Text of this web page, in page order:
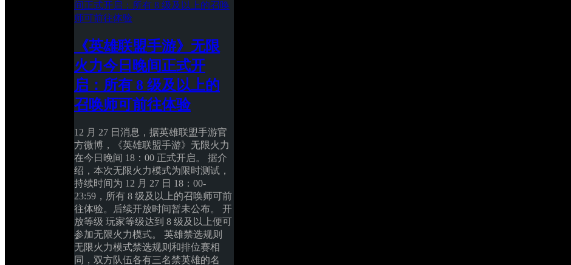
《英雄联盟手游》无限
火力今日晚间正式开
启：所有 8 级及以上的
召唤师可前往体验
12 月 27 日消息，据英雄联盟手游官
方微博，《英雄联盟手游》无限火力
在今日晚间 18：00 正式开启。 据介
绍，本次无限火力模式为限时测试，
持续时间为 12 月 27 日 18：00-
23:59，所有 8 级及以上的召唤师可前
往体验。后续开放时间暂未公布。 开
放等级 玩家等级达到 8 级及以上便可
参加无限火力模式。 英雄禁选规则
无限火力模式禁选规则和排位赛相
同，双方队伍各有三名禁英雄的名